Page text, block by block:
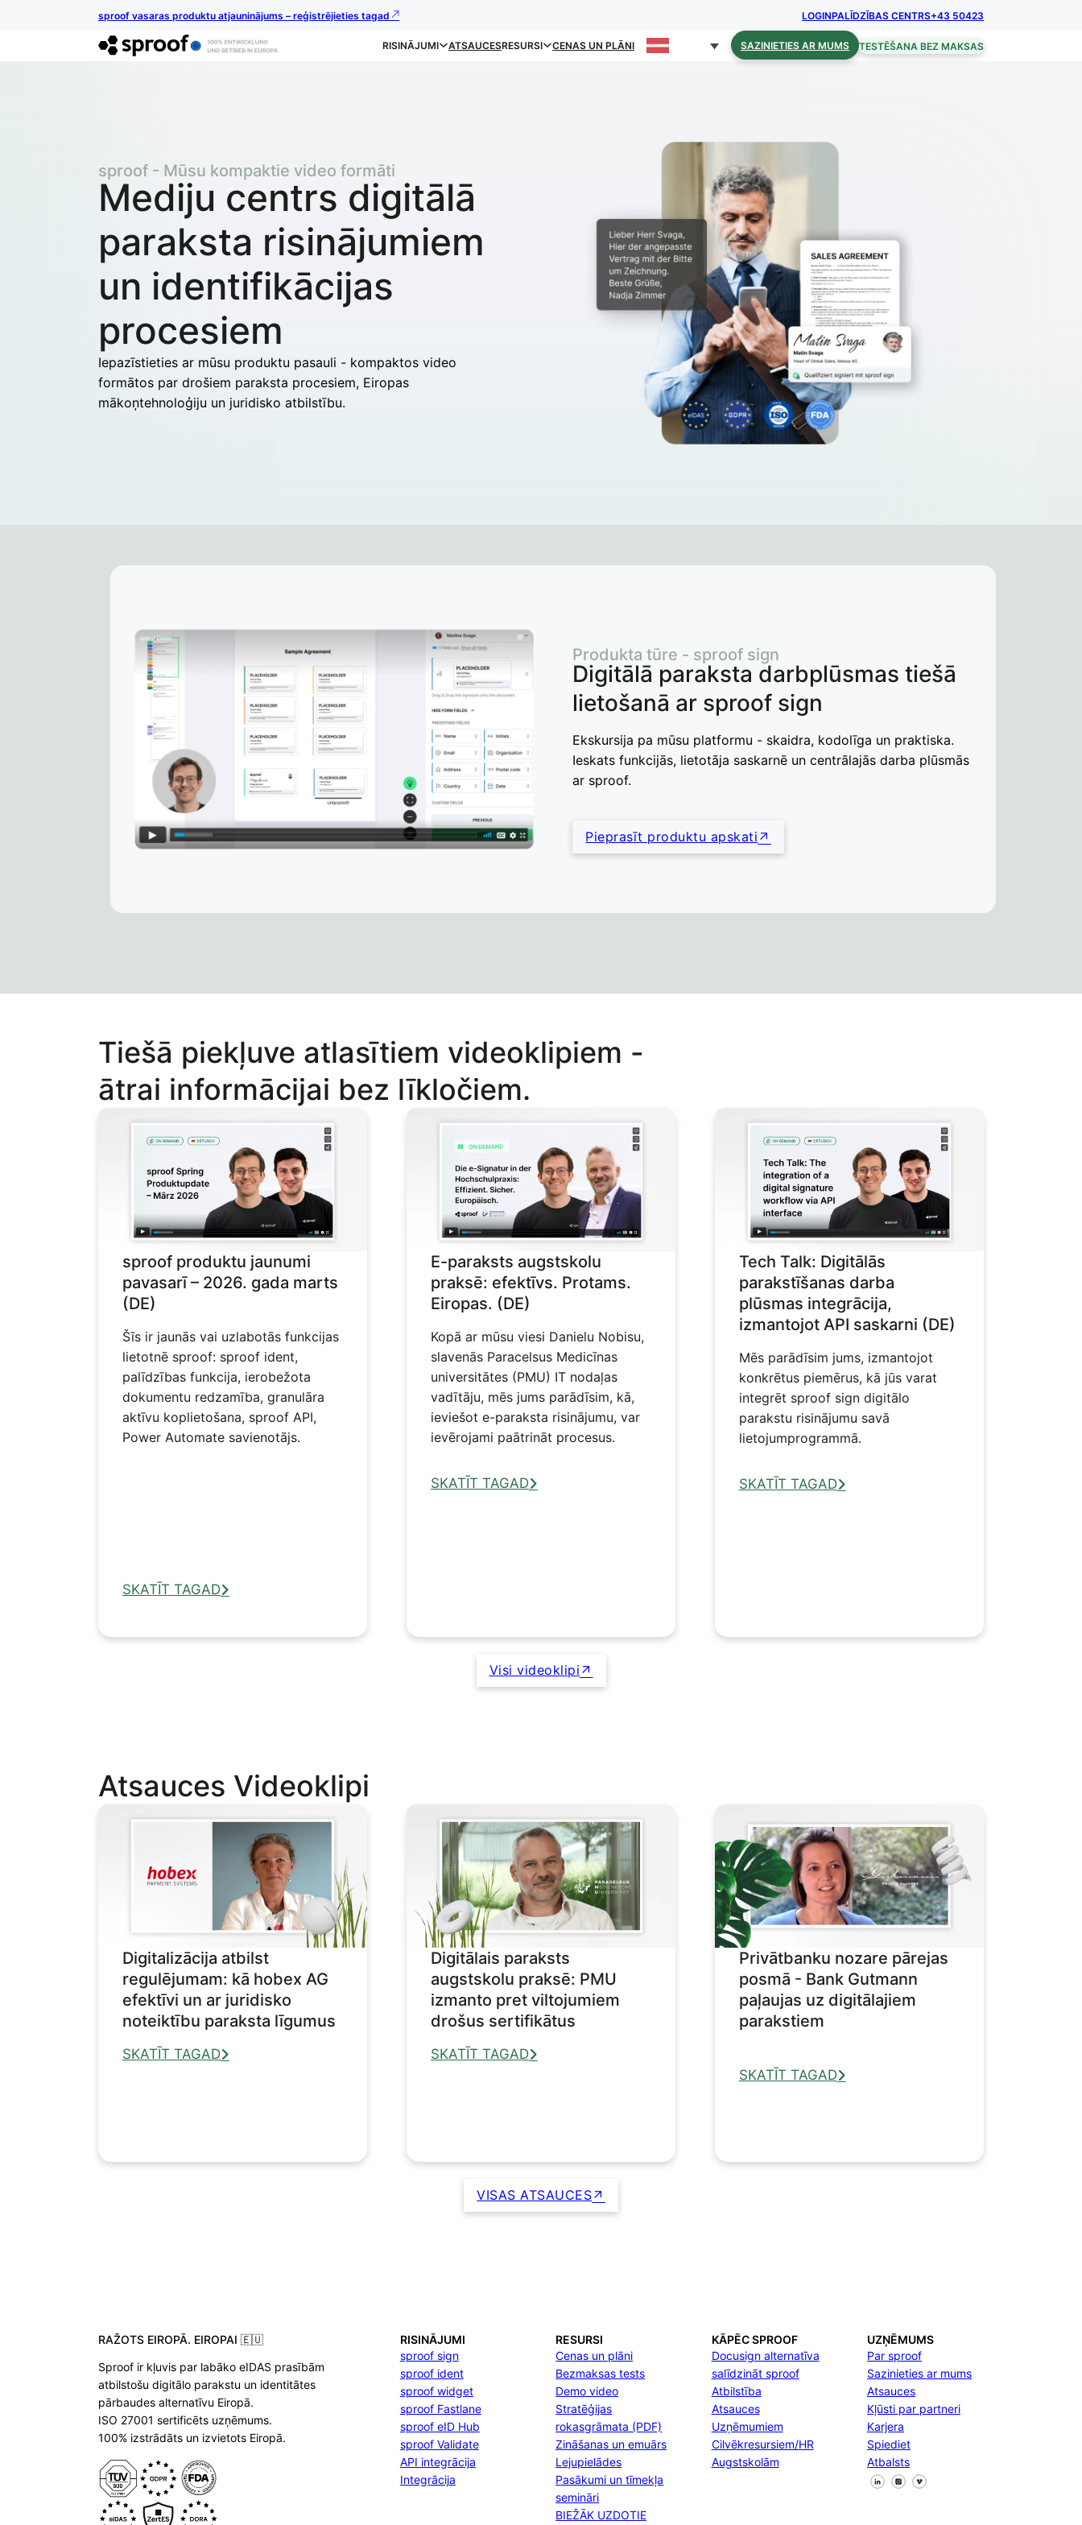
sproof vasaras produktu atjauninājums – reģistrējieties tagad LOGINPALĪDZĪBAS CENTRS+43 50423
RISINĀJUMI ATSAUCESRESURSI CENAS UN PLĀNI SAZINIETIES AR MUMS TESTĒŠANA BEZ MAKSAS
Mediju centrs digitālā
paraksta risinājumiem
un identifikācijas
procesiem
sproof - Mūsu kompaktie video formāti
Iepazīstieties ar mūsu produktu pasauli - kompaktos video
formātos par drošiem paraksta procesiem, Eiropas
mākoņtehnoloģiju un juridisko atbilstību.
Digitālā paraksta darbplūsmas tiešā
lietošanā ar sproof sign
Produkta tūre - sproof sign
Ekskursija pa mūsu platformu - skaidra, kodolīga un praktiska.
Ieskats funkcijās, lietotāja saskarnē un centrālajās darba plūsmās
ar sproof.
Pieprasīt produktu apskati
Tiešā piekļuve atlasītiem videoklipiem -
ātrai informācijai bez līkločiem.
sproof produktu jaunumi
pavasarī – 2026. gada marts
(DE)
Šīs ir jaunās vai uzlabotās funkcijas
lietotnē sproof: sproof ident,
palīdzības funkcija, ierobežota
dokumentu redzamība, granulāra
aktīvu koplietošana, sproof API,
Power Automate savienotājs.
SKATĪT TAGAD
E-paraksts augstskolu
praksē: efektīvs. Protams.
Eiropas. (DE)
Kopā ar mūsu viesi Danielu Nobisu,
slavenās Paracelsus Medicīnas
universitātes (PMU) IT nodaļas
vadītāju, mēs jums parādīsim, kā,
ieviešot e-paraksta risinājumu, var
ievērojami paātrināt procesus.
SKATĪT TAGAD
Tech Talk: Digitālās
parakstīšanas darba
plūsmas integrācija,
izmantojot API saskarni (DE)
Mēs parādīsim jums, izmantojot
konkrētus piemērus, kā jūs varat
integrēt sproof sign digitālo
parakstu risinājumu savā
lietojumprogrammā.
SKATĪT TAGAD
Visi videoklipi
Atsauces Videoklipi
Digitalizācija atbilst
regulējumam: kā hobex AG
efektīvi un ar juridisko
noteiktību paraksta līgumus
SKATĪT TAGAD
Digitālais paraksts
augstskolu praksē: PMU
izmanto pret viltojumiem
drošus sertifikātus
SKATĪT TAGAD
Privātbanku nozare pārejas
posmā - Bank Gutmann
paļaujas uz digitālajiem
parakstiem
SKATĪT TAGAD
VISAS ATSAUCES
RAŽOTS EIROPĀ. EIROPAI 🇪🇺
Sproof ir kļuvis par labāko eIDAS prasībām
atbilstošu digitālo parakstu un identitātes
pārbaudes alternatīvu Eiropā.
ISO 27001 sertificēts uzņēmums.
100% izstrādāts un izvietots Eiropā.
RISINĀJUMI
sproof sign
sproof ident
sproof widget
sproof Fastlane
sproof eID Hub
sproof Validate
API integrācija
Integrācija
RESURSI
Cenas un plāni
Bezmaksas tests
Demo video
Stratēģijas
rokasgrāmata (PDF)
Zināšanas un emuārs
Lejupielādes
Pasākumi un tīmekļa
semināri
BIEŽĀK UZDOTIE
KĀPĒC SPROOF
Docusign alternatīva
salīdzināt sproof
Atbilstība
Atsauces
Uzņēmumiem
Cilvēkresursiem/HR
Augstskolām
UZŅĒMUMS
Par sproof
Sazinieties ar mums
Atsauces
Kļūsti par partneri
Karjera
Spiediet
Atbalsts
Sekojiet mums Facebook
Sekojiet mums X
Sekojiet mums LinkedIn